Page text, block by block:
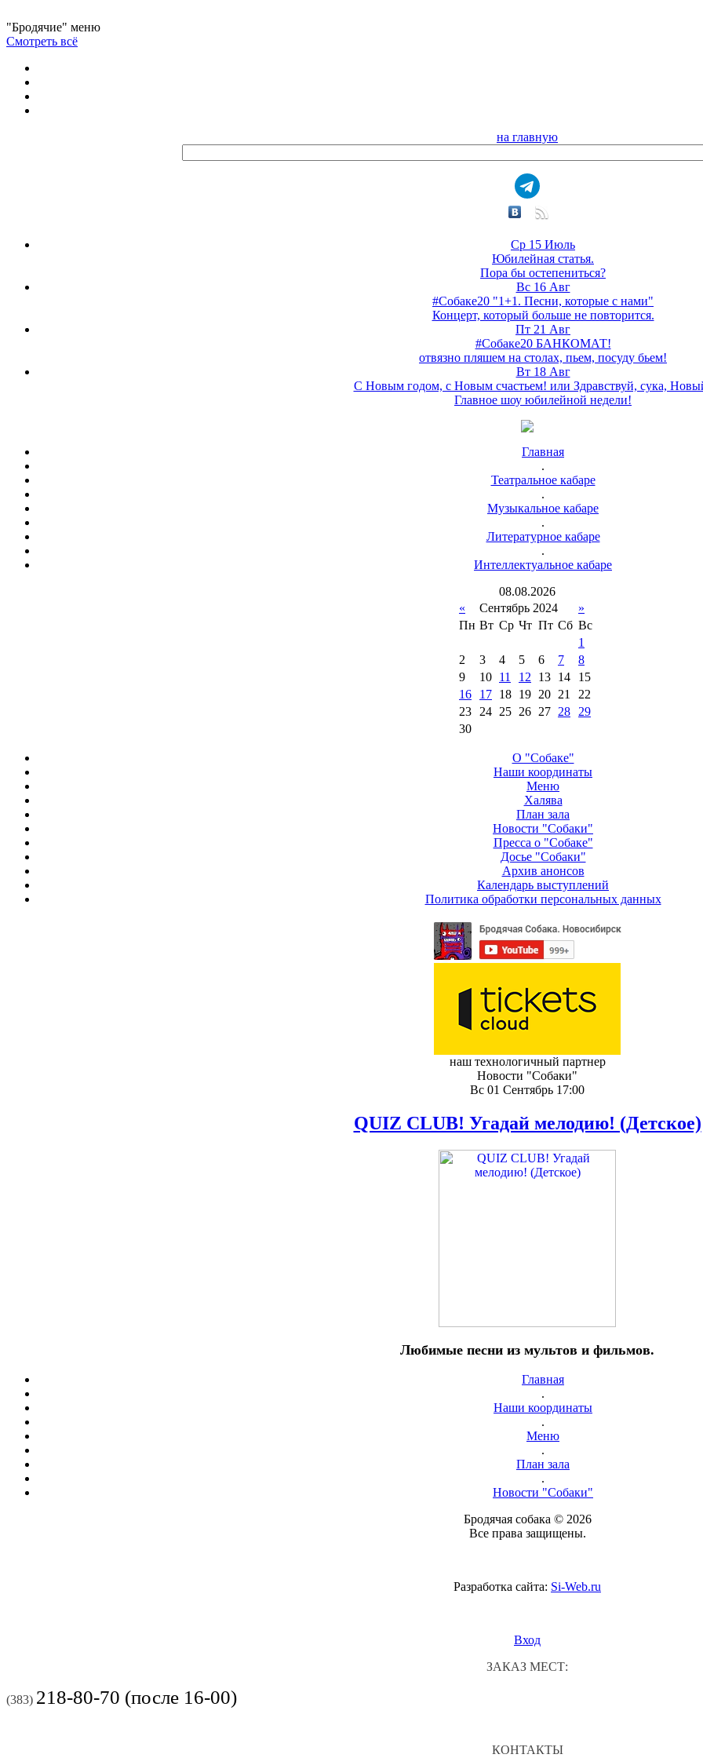
"Бродячие" меню
Смотреть всё
на главную
Ср 15 Июль
Юбилейная статья.
Пора бы остепениться?
Вс 16 Авг
#Собаке20 "1+1. Песни, которые с нами"
Концерт, который больше не повторится.
Пт 21 Авг
#Собаке20 БАНКОМАТ!
отвязно пляшем на столах, пьем, посуду бьем!
Вт 18 Авг
С Новым годом, с Новым счастьем! или Здравствуй, сука,
Главное шоу юбилейной недели!
Главная
.
Театральное кабаре
.
Музыкальное кабаре
.
Литературное кабаре
.
Интеллектуальное кабаре
08.08.2026
«
Сентябрь 2024
»
Пн Вт Ср Чт Пт Сб Вс
1
2
3 4 5 6 7
8
9
10 11 12 13 14
15
16
17 18 19 20 21
22
23
24 25 26 27 28
29
30
О "Собаке"
Наши координаты
Меню
Халява
План зала
Новости "Собаки"
Пресса о "Собаке"
Досье "Собаки"
Архив анонсов
Календарь выступлений
Политика обработки персональных данных
наш технологичный партнер
Новости "Собаки"
Вс 01 Сентябрь 17:00
QUIZ CLUB! Угадай мелодию! (Детское)
Любимые песни из мультов и фильмов.
Главная
.
Наши координаты
.
Меню
.
План зала
.
Новости "Собаки"
Бродячая собака © 2026
Все права защищены.
Разработка сайта: Si-Web.ru
Вход
ЗАКАЗ МЕСТ:
(383) 218-80-70 (после 16-00)
КОНТАКТЫ